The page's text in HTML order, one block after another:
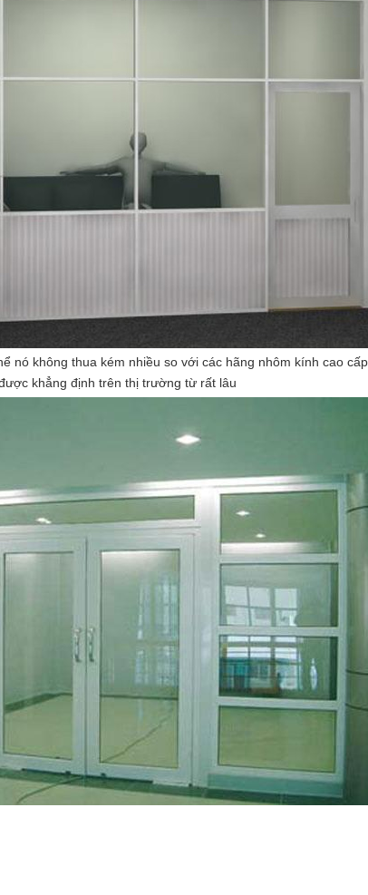
nó không thua kém nhiều so với các hãng nhôm kính cao cấp
khẳng định trên thị trường từ rất lâu